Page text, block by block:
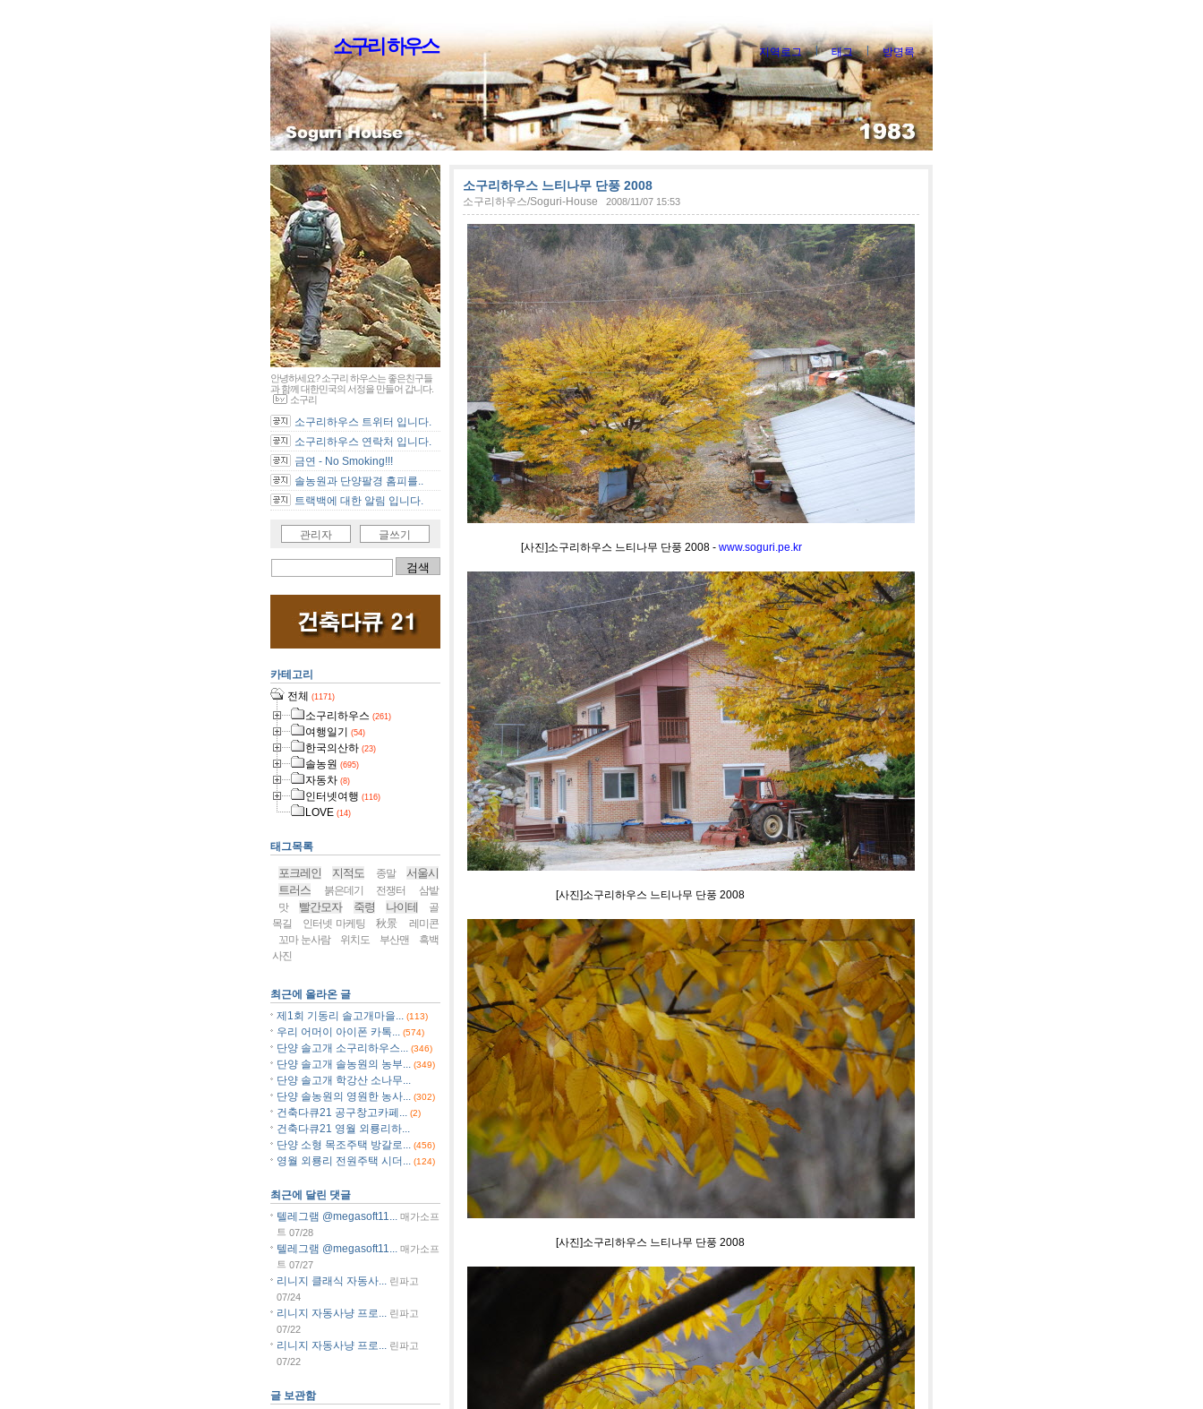
소구리 하우스 지역로그 태그 방명록
소구리하우스 느티나무 단풍 2008
소구리하우스/Soguri-House 2008/11/07 15:53
[사진]소구리하우스 느티나무 단풍 2008 - www.soguri.pe.kr
[사진]소구리하우스 느티나무 단풍 2008
[사진]소구리하우스 느티나무 단풍 2008
안녕하세요? 소구리 하우스는 좋은친구들
과 함께 대한민국의 서정을 만들어 갑니다.
소구리
소구리하우스 트위터 입니다.
소구리하우스 연락처 입니다.
금연 - No Smoking!!!
솔농원과 단양팔경 홈피를..
트랙백에 대한 알림 입니다.
관리자 글쓰기
카테고리
전체 (1171)
소구리하우스 (261)
여행일기 (54)
한국의산하 (23)
솔농원 (695)
자동차 (8)
인터넷여행 (116)
LOVE (14)
태그목록
포크레인 지적도 종말
서울시
트러스
붉은데기 전쟁터
삼밭
맛
빨간모자 죽령 나이테
골
목길
인터넷 마케팅 秋景
레미콘
꼬마 눈사람
위치도 부산맨
흑백
사진
최근에 올라온 글
제1회 기동리 솔고개마을...
(113)
우리 어머이 아이폰 카톡... (574)
단양 솔고개 소구리하우스... (346)
단양 솔고개 솔농원의 농부... (349)
단양 솔고개 학강산 소나무...
단양 솔농원의 영원한 농사...
(302)
건축다큐21 공구창고카페... (2)
건축다큐21 영월 외룡리하...
단양 소형 목조주택 방갈로...
(456)
영월 외룡리 전원주택 시더... (124)
최근에 달린 댓글
텔레그램 @megasoft11...
매가소프
트 07/28
텔레그램 @megasoft11... 매가소프
트 07/27
리니지 클래식 자동사...
린파고
07/24
리니지 자동사냥 프로...
린파고
07/22
리니지 자동사냥 프로...
린파고
07/22
글 보관함